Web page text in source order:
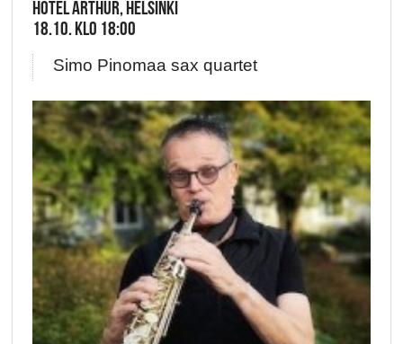
HOTEL ARTHUR, HELSINKI
18.10. KLO 18:00
Simo Pinomaa sax quartet